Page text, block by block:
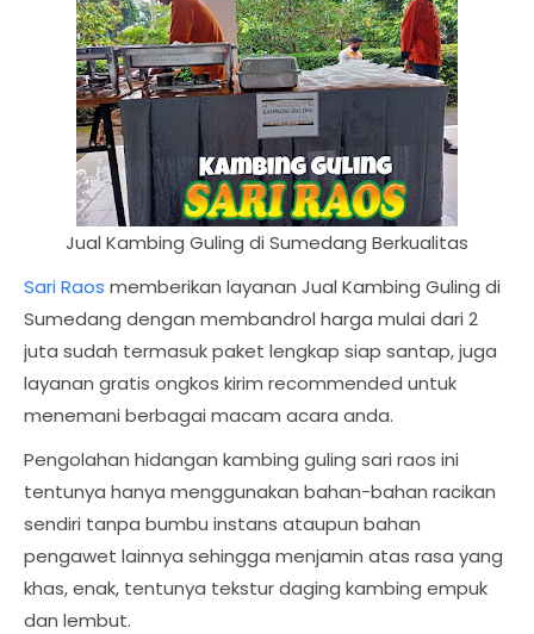
Jual Kambing Guling di Sumedang Berkualitas
Sari Raos memberikan layanan Jual Kambing Guling di
Sumedang dengan membandrol harga mulai dari 2
juta sudah termasuk paket lengkap siap santap, juga
layanan gratis ongkos kirim recommended untuk
menemani berbagai macam acara anda.
Pengolahan hidangan kambing guling sari raos ini
tentunya hanya menggunakan bahan-bahan racikan
sendiri tanpa bumbu instans ataupun bahan
pengawet lainnya sehingga menjamin atas rasa yang
khas, enak, tentunya tekstur daging kambing empuk
dan lembut.